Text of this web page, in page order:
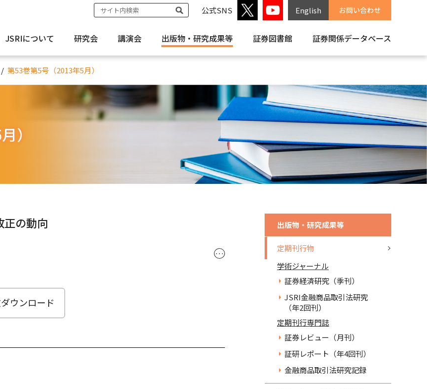
公式SNS English お問い合わせ
JSRIについて 研究会 講演会 出版物・ 研究成果等 証券図書館 証券関係データベース
第53巻第5号（2013年5月）
）
正の動向
･･･
ウンロード
出版物・研究成果等
定期刊行物
学術ジャーナル
証券経済研究（季刊）
JSRI金融商品取引法研究
（年2回刊）
定期刊行専門誌
証券レビュー（月刊）
証研レポート（年4回刊）
金融商品取引法研究記録